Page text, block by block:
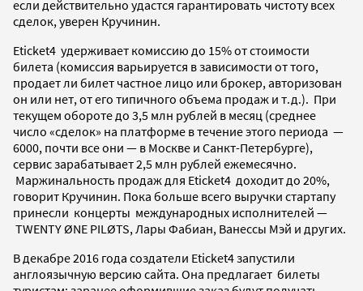
если действительно удастся гарантировать чистоту всех
сделок, уверен Кручинин.
Eticket4 удерживает комиссию до 15% от стоимости
билета (комиссия варьируется в зависимости от того,
продает ли билет частное лицо или брокер, авторизован
он или нет, от его типичного объема продаж и т.д.). При
текущем обороте до 3,5 млн рублей в месяц (среднее
число «сделок» на платформе в течение этого периода —
6000, почти все они — в Москве и Санкт-Петербурге),
сервис зарабатывает 2,5 млн рублей ежемесячно.
Маржинальность продаж для Eticket4 доходит до 20%,
говорит Кручинин. Пока больше всего выручки стартапу
принесли концерты международных исполнителей —
TWENTY ØNE PILØTS, Лары Фабиан, Ванессы Мэй и других.
В декабре 2016 года создатели Eticket4 запустили
англоязычную версию сайта. Она предлагает билеты